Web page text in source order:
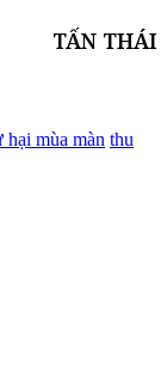
TẤN THÁI
hại mùa màn thu